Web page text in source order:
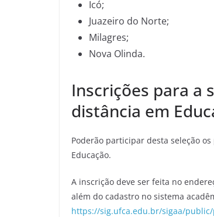
Icó;
Juazeiro do Norte;
Milagres;
Nova Olinda.
Inscrições para a
distância em
Poderão participar desta seleção
Educação.
A inscrição deve ser feita no
além do cadastro no sistema
https://sig.ufca.edu.br/sigaa/public/